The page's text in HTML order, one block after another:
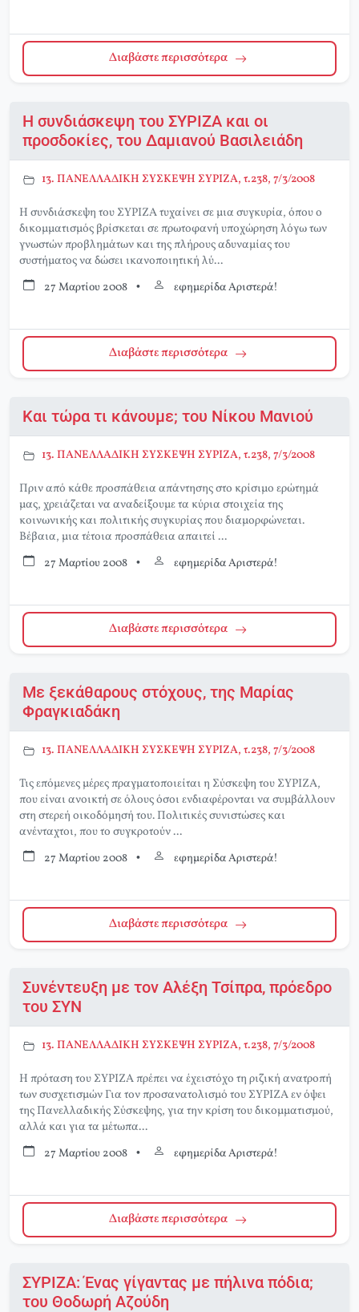
Διαβάστε περισσότερα
Η συνδιάσκεψη του ΣΥΡΙΖΑ και οι
προσδοκίες, του Δαμιανού Βασιλειάδη
13. ΠΑΝΕΛΛΑΔΙΚΗ ΣΥΣΚΕΨΗ ΣΥΡΙΖΑ, τ.238, 7/3/2008
Η συνδιάσκεψη του ΣΥΡΙΖΑ τυχαίνει σε μια συγκυρία, όπου ο
δικομματισμός βρίσκεται σε πρωτοφανή υποχώρηση λόγω των
γνωστών προβλημάτων και της πλήρους αδυναμίας του
συστήματος να δώσει ικανοποιητική λύ...
27 Μαρτίου 2008 • εφημερίδα Αριστερά!
Διαβάστε περισσότερα
Και τώρα τι κάνουμε; του Νίκου Μανιού
13. ΠΑΝΕΛΛΑΔΙΚΗ ΣΥΣΚΕΨΗ ΣΥΡΙΖΑ, τ.238, 7/3/2008
Πριν από κάθε προσπάθεια απάντησης στο κρίσιμο ερώτημά
μας, χρειάζεται να αναδείξουμε τα κύρια στοιχεία της
κοινωνικής και πολιτικής συγκυρίας που διαμορφώνεται.
Βέβαια, μια τέτοια προσπάθεια απαιτεί ...
27 Μαρτίου 2008 • εφημερίδα Αριστερά!
Διαβάστε περισσότερα
Με ξεκάθαρους στόχους, της Μαρίας
Φραγκιαδάκη
13. ΠΑΝΕΛΛΑΔΙΚΗ ΣΥΣΚΕΨΗ ΣΥΡΙΖΑ, τ.238, 7/3/2008
Τις επόμενες μέρες πραγματοποιείται η Σύσκεψη του ΣΥΡΙΖΑ,
που είναι ανοικτή σε όλους όσοι ενδιαφέρονται να συμβάλλουν
στη στερεή οικοδόμησή του. Πολιτικές συνιστώσες και
ανένταχτοι, που το συγκροτούν ...
27 Μαρτίου 2008 • εφημερίδα Αριστερά!
Διαβάστε περισσότερα
Συνέντευξη με τον Αλέξη Τσίπρα, πρόεδρο
του ΣΥΝ
13. ΠΑΝΕΛΛΑΔΙΚΗ ΣΥΣΚΕΨΗ ΣΥΡΙΖΑ, τ.238, 7/3/2008
Η πρόταση του ΣΥΡΙΖΑ πρέπει να έχειστόχο τη ριζική ανατροπή
των συσχετισμών Για τον προσανατολισμό του ΣΥΡΙΖΑ εν όψει
της Πανελλαδικής Σύσκεψης, για την κρίση του δικομματισμού,
αλλά και για τα μέτωπα...
27 Μαρτίου 2008 • εφημερίδα Αριστερά!
Διαβάστε περισσότερα
ΣΥΡΙΖΑ: Ένας γίγαντας με πήλινα πόδια;
του Θοδωρή Αζούδη